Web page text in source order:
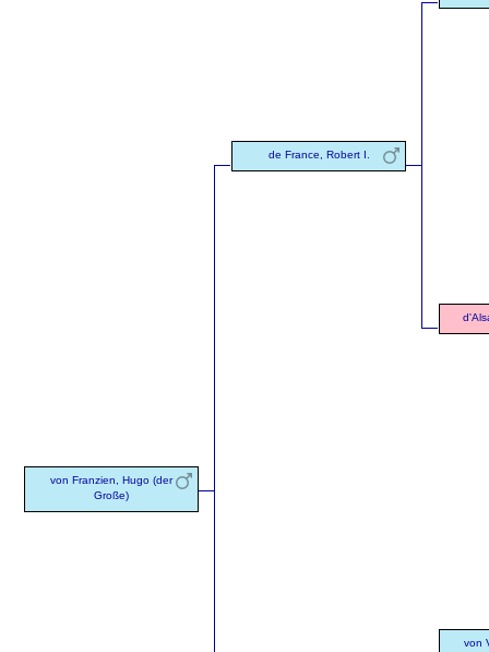
von Franzien, Hugo (der
Große)
de France, Robert I.
von